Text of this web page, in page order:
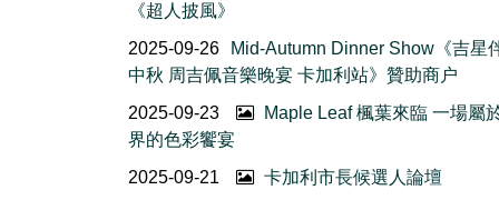
《超人披風》
2025-09-26
Mid-Autumn Dinner Show《吉星
中秋 周吉佩音樂晚宴 卡加利站》贊助商户
2025-09-23
Maple Leaf 楓葉來臨 一場屬
界的色彩饗宴
2025-09-21
卡加利市長候選人論壇